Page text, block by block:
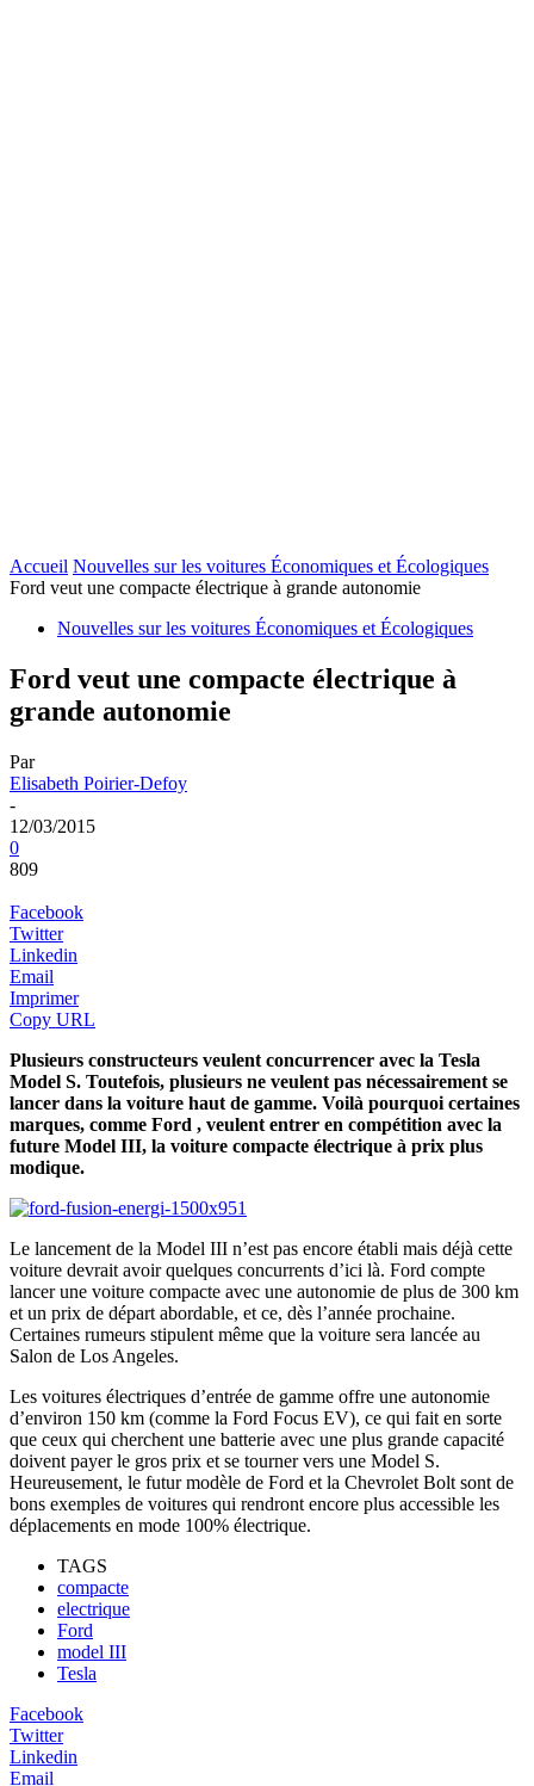
Accueil Nouvelles sur les voitures Économiques et Écologiques
Ford veut une compacte électrique à grande autonomie
Nouvelles sur les voitures Économiques et Écologiques
Ford veut une compacte électrique à
grande autonomie
Par
Elisabeth Poirier-Defoy
-
12/03/2015
0
809
Facebook
Twitter
Linkedin
Email
Imprimer
Copy URL
Plusieurs constructeurs veulent concurrencer avec la Tesla
Model S. Toutefois, plusieurs ne veulent pas nécessairement se
lancer dans la voiture haut de gamme. Voilà pourquoi certaines
marques, comme Ford , veulent entrer en compétition avec la
future Model III, la voiture compacte électrique à prix plus
modique.
Le lancement de la Model III n’est pas encore établi mais déjà cette
voiture devrait avoir quelques concurrents d’ici là. Ford compte
lancer une voiture compacte avec une autonomie de plus de 300 km
et un prix de départ abordable, et ce, dès l’année prochaine.
Certaines rumeurs stipulent même que la voiture sera lancée au
Salon de Los Angeles.
Les voitures électriques d’entrée de gamme offre une autonomie
d’environ 150 km (comme la Ford Focus EV), ce qui fait en sorte
que ceux qui cherchent une batterie avec une plus grande capacité
doivent payer le gros prix et se tourner vers une Model S.
Heureusement, le futur modèle de Ford et la Chevrolet Bolt sont de
bons exemples de voitures qui rendront encore plus accessible les
déplacements en mode 100% électrique.
TAGS
compacte
electrique
Ford
model III
Tesla
Facebook
Twitter
Linkedin
Email